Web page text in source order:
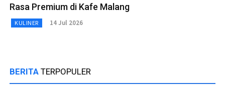
Rasa Premium di Kafe Malang
KULINER 14 Jul 2026
BERITA TERPOPULER